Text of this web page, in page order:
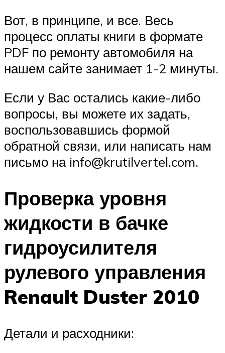
Вот, в принципе, и все. Весь
процесс оплаты книги в формате
PDF по ремонту автомобиля на
нашем сайте занимает 1-2 минуты.
Если у Вас остались какие-либо
вопросы, вы можете их задать,
воспользовавшись формой
обратной связи, или написать нам
письмо на info@krutilvertel.com.
Проверка уровня
жидкости в бачке
гидроусилителя
рулевого управления
Renault Duster 2010
Детали и расходники: